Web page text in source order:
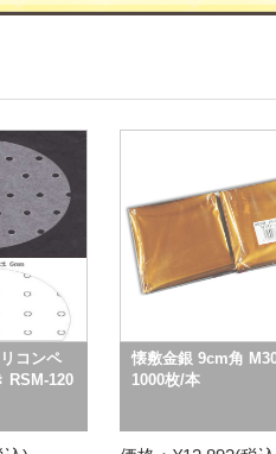
コンペ
RSM-120
懐敷金銀 9cm角
1000枚/本